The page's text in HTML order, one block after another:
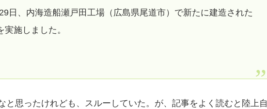
日、内海造船瀬戸田工場（広島県尾道市）で新たに建造された
施しました。
と思ったけれども、スルーしていた。が、記事をよく読むと陸上自